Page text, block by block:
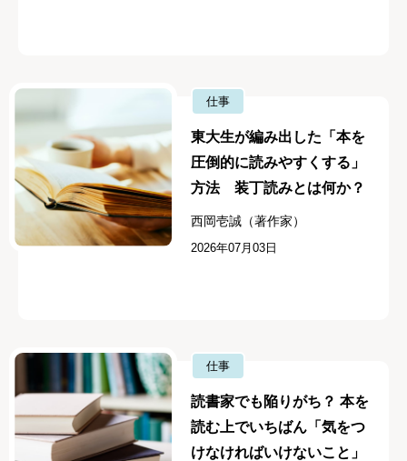
仕事
東大生が編み出した「本を
圧倒的に読みやすくする」
方法 装丁読みとは何か？
西岡壱誠（著作家）
2026年07月03日
仕事
読書家でも陥りがち？ 本を
読む上でいちばん「気をつ
けなければいけないこと」